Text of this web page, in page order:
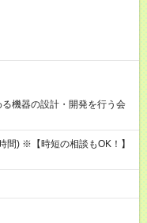
機器の設計・開発を行う会
) ※【時短の相談もOK！】